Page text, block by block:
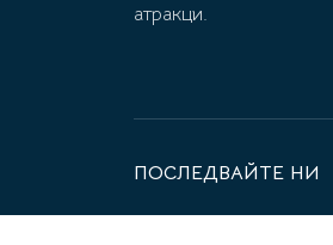
атракци.
ПОСЛЕДВАЙТЕ НИ